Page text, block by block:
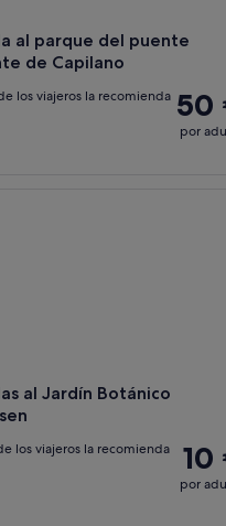
al parque del puente
de Capilano
50
por
los viajeros la recomienda
al Jardín Botánico
10
por
los viajeros la recomienda